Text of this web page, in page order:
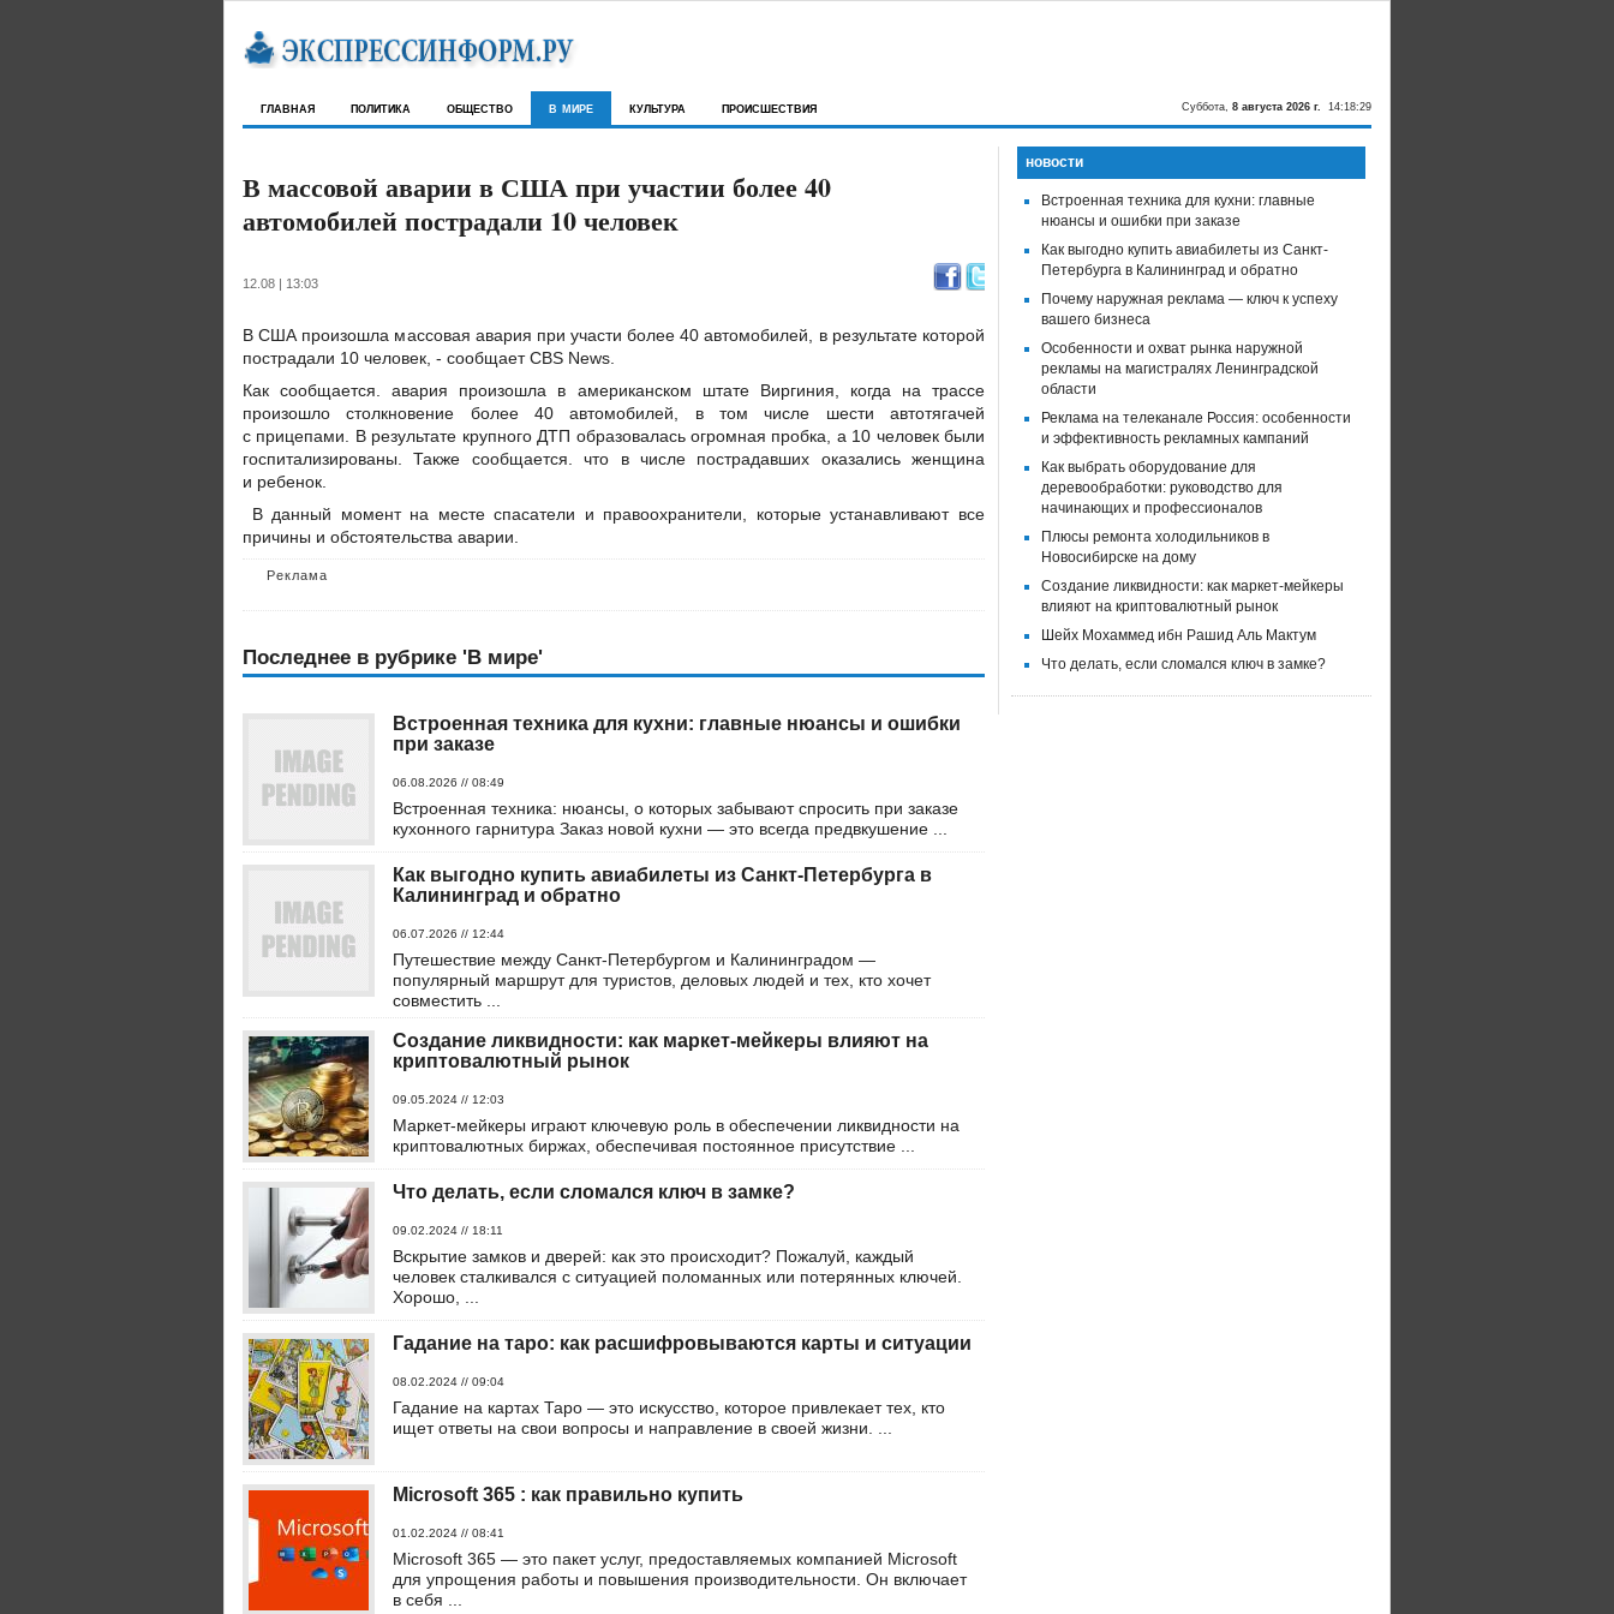
главная политика общество в мире культура происшествия Суббота, 8 августа 2026 г. 14:18:29
В массовой аварии в США при участии более 40
автомобилей пострадали 10 человек
12.08 | 13:03
В США произошла массовая авария при участи более 40 автомобилей, в результате которой
пострадали 10 человек, - сообщает CBS News.
Как сообщается. авария произошла в американском штате Виргиния, когда на трассе
произошло столкновение более 40 автомобилей, в том числе шести автотягачей
с прицепами. В результате крупного ДТП образовалась огромная пробка, а 10 человек были
госпитализированы. Также сообщается. что в числе пострадавших оказались женщина
и ребенок.
В данный момент на месте спасатели и правоохранители, которые устанавливают все
причины и обстоятельства аварии.
Реклама
Последнее в рубрике 'В мире'
Встроенная техника для кухни: главные нюансы и ошибки
при заказе
06.08.2026 // 08:49
Встроенная техника: нюансы, о которых забывают спросить при заказе
кухонного гарнитура Заказ новой кухни — это всегда предвкушение ...
Как выгодно купить авиабилеты из Санкт-Петербурга в
Калининград и обратно
06.07.2026 // 12:44
Путешествие между Санкт-Петербургом и Калининградом —
популярный маршрут для туристов, деловых людей и тех, кто хочет
совместить ...
Создание ликвидности: как маркет-мейкеры влияют на
криптовалютный рынок
09.05.2024 // 12:03
Маркет-мейкеры играют ключевую роль в обеспечении ликвидности на
криптовалютных биржах, обеспечивая постоянное присутствие ...
Что делать, если сломался ключ в замке?
09.02.2024 // 18:11
Вскрытие замков и дверей: как это происходит? Пожалуй, каждый
человек сталкивался с ситуацией поломанных или потерянных ключей.
Хорошо, ...
Гадание на таро: как расшифровываются карты и ситуации
08.02.2024 // 09:04
Гадание на картах Таро — это искусство, которое привлекает тех, кто
ищет ответы на свои вопросы и направление в своей жизни. ...
Microsoft 365 : как правильно купить
01.02.2024 // 08:41
Microsoft 365 — это пакет услуг, предоставляемых компанией Microsoft
для упрощения работы и повышения производительности. Он включает
в себя ...
новости
Встроенная техника для кухни: главные
нюансы и ошибки при заказе
Как выгодно купить авиабилеты из Санкт-
Петербурга в Калининград и обратно
Почему наружная реклама — ключ к успеху
вашего бизнеса
Особенности и охват рынка наружной
рекламы на магистралях Ленинградской
области
Реклама на телеканале Россия: особенности
и эффективность рекламных кампаний
Как выбрать оборудование для
деревообработки: руководство для
начинающих и профессионалов
Плюсы ремонта холодильников в
Новосибирске на дому
Создание ликвидности: как маркет-мейкеры
влияют на криптовалютный рынок
Шейх Мохаммед ибн Рашид Аль Мактум
Что делать, если сломался ключ в замке?